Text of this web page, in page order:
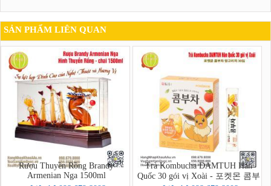
SẢN PHẨM LIÊN QUAN
Rượu Thuyền Rồng Brandy
Armenian Nga 1500ml
Trà Kombucha DAMTUH Hàn
Quốc 30 gói vị Xoài - 포켓몬 콤부